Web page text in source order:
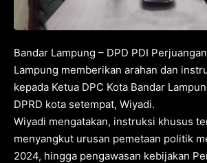
Bandar Lampung – DPD PDI
Lampung memberikan arahan dan
kepada Ketua DPC Kota Bandar
DPRD kota setempat, Wiyadi.
Wiyadi mengatakan, instruksi khusus
menyangkut urusan pemetaan politik
2024, hingga pengawasan kebijakan